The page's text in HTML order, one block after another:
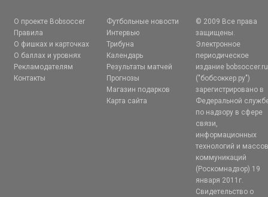
О проекте Bobsoccer
Правила
О фишках и карточках
О баллах и уровнях
Рекламодателям
Контакты
Футбольные новости
Интервью
Трибуна
Календарь
Результаты матчей
Прогнозы
Магазин подарков
Карта сайта
© 2009 Все права
защищены.
Электронное
периодическое
издание bobsoccer.ru
("бобсоккер.ру")
зарегистрировано в
Федеральной
по надзору в сфере
связи,
информационных
технологий и
коммуникаций
(Роскомнадзор) 19
января 2011г.
Свидетельство о